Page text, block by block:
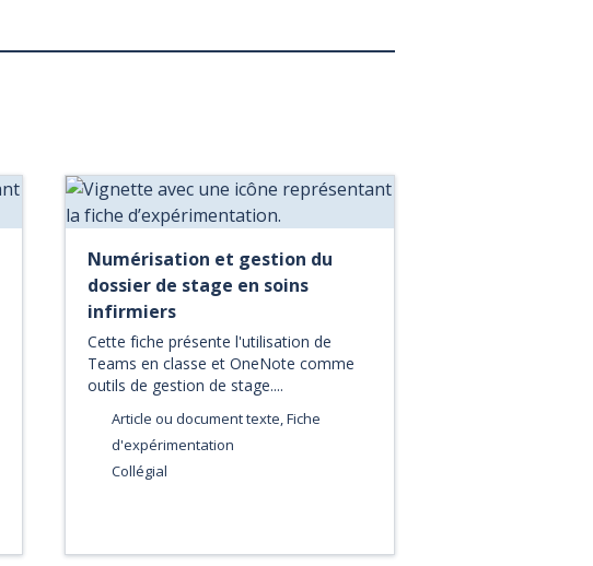
Numérisation et gestion du
dossier de stage en soins
infirmiers
Cette fiche présente l'utilisation de
Teams en classe et OneNote comme
outils de gestion de stage....
Article ou document texte, Fiche
d'expérimentation
Collégial